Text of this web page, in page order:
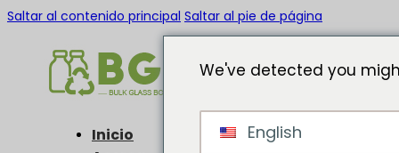
Saltar al contenido principal Saltar al pie de página
Inicio
We've detected you
English